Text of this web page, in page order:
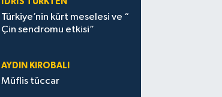
Türkiye’nin kürt meselesi ve “
Çin sendromu etkisi”
AYDIN KIROBALI
Müflis tüccar